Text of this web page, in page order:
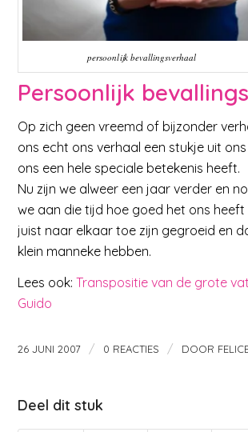
persoonlijk bevallingsverhaal
Persoonlijk
Op zich geen vreemd of bijzonder
ons echt ons verhaal een stukje uit
ons een hele speciale betekenis heeft.
Nu zijn we alweer een jaar verder en
we aan die tijd hoe goed het ons
juist naar elkaar toe zijn gegroeid en
klein manneke hebben.
Lees ook:Transpositie van de grote
Guido
26 JUNI 2007 / 0 REACTIES / DOOR
Deel dit stuk